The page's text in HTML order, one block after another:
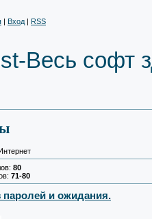
| Вход | RSS
Весь софт
80
71-80
паролей и ожидания.